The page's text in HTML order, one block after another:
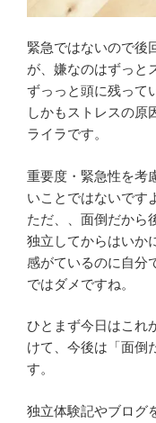
緊急ではないので後
が、嫌なのはずっと
ずっっと頭に残って
しかもストレスの原
ライラです。
重要度・緊急性を考
いことではないです
ただ、、面倒だから
独立してからはいか
感がているのに自分
ではダメですね。
ひとまず今日はこれ
けて、今後は「面倒
す。
独立体験記やブログ